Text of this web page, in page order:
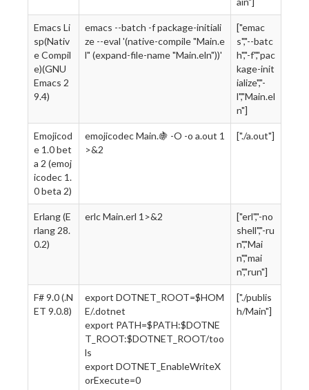
Emacs Li
sp(Nativ
e Compil
e)(GNU
Emacs 2
9.4)
emacs --batch -f package-initiali
ze --eval '(native-compile "Main.e
l" (expand-file-name "Main.eln"))'
["emac
s","--batc
h","-f","pac
kage-init
ialize","-
l","Main.el
n"]
Emojicod
e 1.0 bet
a 2 (emoj
icodec 1.
0 beta 2)
emojicodec Main.🍇 -O -o a.out 1
>&2
["./a.out"]
Erlang (E
rlang 28.
0.2)
erlc Main.erl 1>&2
["erl","-no
shell","-ru
n","Mai
n","mai
n","run"]
F# 9.0 (.N
ET 9.0.8)
export DOTNET_ROOT=$HOM
E/.dotnet
export PATH=$PATH:$DOTNE
T_ROOT:$DOTNET_ROOT/too
ls
export DOTNET_EnableWriteX
orExecute=0
["./publis
h/Main"]